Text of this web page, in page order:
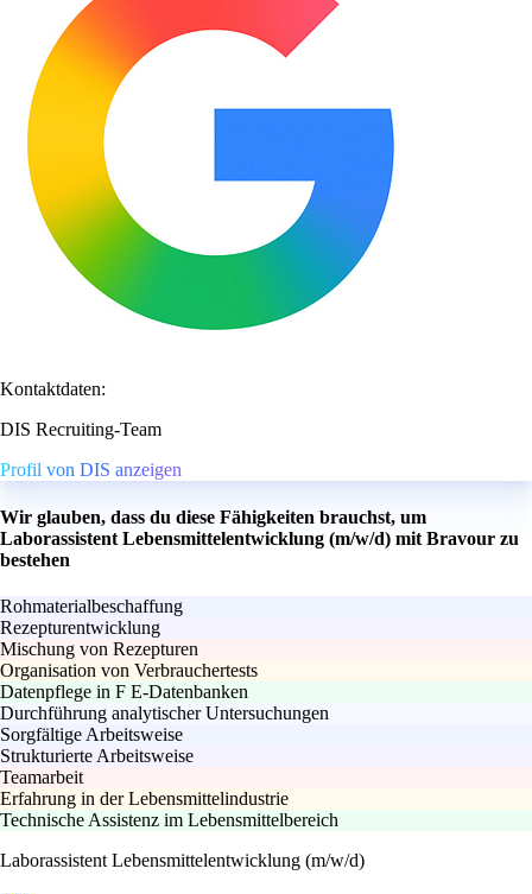
Kontaktdaten:
DIS Recruiting-Team
Profil von DIS anzeigen
Wir glauben, dass du diese Fähigkeiten brauchst, um
Laborassistent Lebensmittelentwicklung (m/w/d) mit Bravour zu
bestehen
Rohmaterialbeschaffung
Rezepturentwicklung
Mischung von Rezepturen
Organisation von Verbrauchertests
Datenpflege in F E-Datenbanken
Durchführung analytischer Untersuchungen
Sorgfältige Arbeitsweise
Strukturierte Arbeitsweise
Teamarbeit
Erfahrung in der Lebensmittelindustrie
Technische Assistenz im Lebensmittelbereich
Laborassistent Lebensmittelentwicklung (m/w/d)